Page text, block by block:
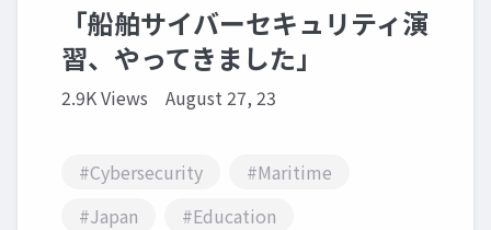
「船舶サイバーセキュリティ演
習、やってきました」
2.9K Views August 27, 23
#Cybersecurity
#Maritime
#Japan
#Education